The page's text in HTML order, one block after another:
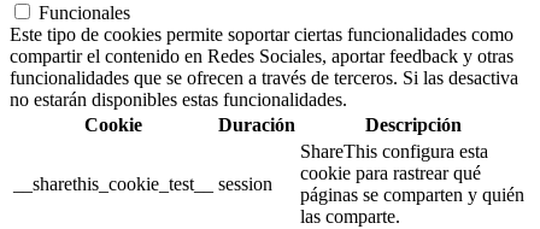
Funcionales
Este tipo de cookies permite soportar ciertas funcionalidades como
compartir el contenido en Redes Sociales, aportar feedback y otras
funcionalidades que se ofrecen a través de terceros. Si las desactiva
no estarán disponibles estas funcionalidades.
Cookie
Duración Descripción
__sharethis_cookie_test__ session
ShareThis configura esta
cookie para rastrear qué
páginas se comparten y quién
las comparte.